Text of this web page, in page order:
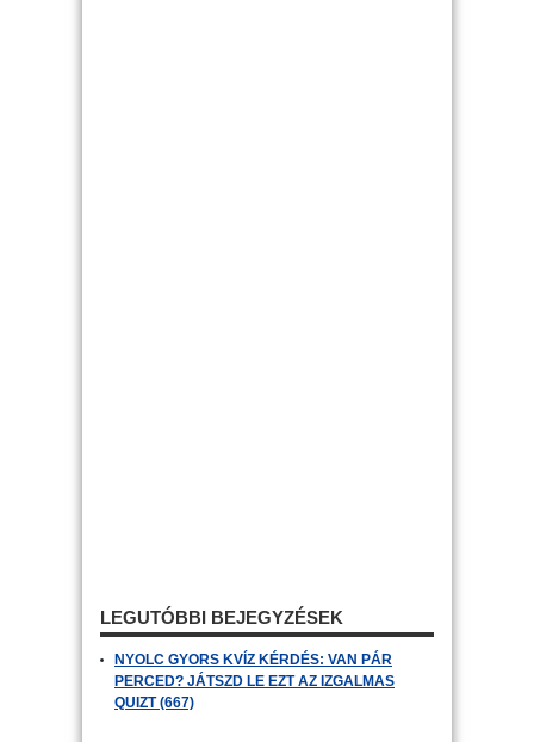
LEGUTÓBBI BEJEGYZÉSEK
NYOLC GYORS KVÍZ KÉRDÉS: VAN PÁR
PERCED? JÁTSZD LE EZT AZ IZGALMAS
QUIZT (667)